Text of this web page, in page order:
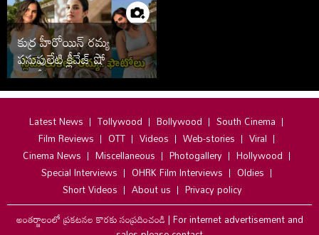
కుర్ర హీరోయిన్ రమ్య
పసుపులేటి క్లీవేజ్ షో
ఫొటోలు
Latest News Tollywood Bollywood
South Cinema
Film Reviews
OTT Videos Web-stories
Viral
Cinema News
Miscellaneous Photogallery
Hollywood
Special Interviews
OHRK Film Interviews
Oldies
Short Videos
About us
Privacy policy
అంతర్జాలంలో ప్రకటనల కొరకు సంప్రదించండి|For internet advertisement and